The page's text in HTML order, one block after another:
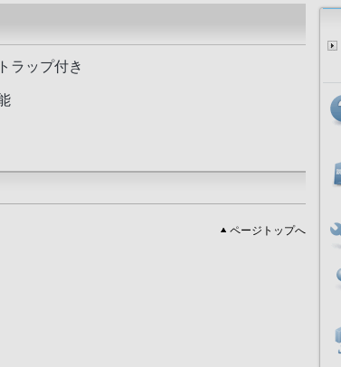
ラップ付き
ページトップへ